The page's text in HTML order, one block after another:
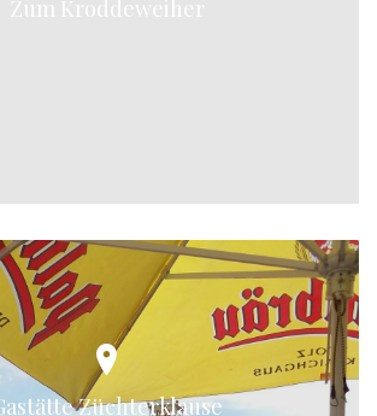
Zum Kroddeweiher
Züchterklause